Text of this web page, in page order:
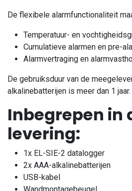
De flexibele alarmfunctionaliteit
Temperatuur- en
Cumulatieve alarmen en pre-
Alarmvertraging en
De gebruiksduur van de
alkalinebatterijen is meer dan 1 jaar.
Inbegrepen in
levering:
1x EL-SIE-2 datalogger
2x AAA-alkalinebatterijen
USB-kabel
Wandmontagebeugel